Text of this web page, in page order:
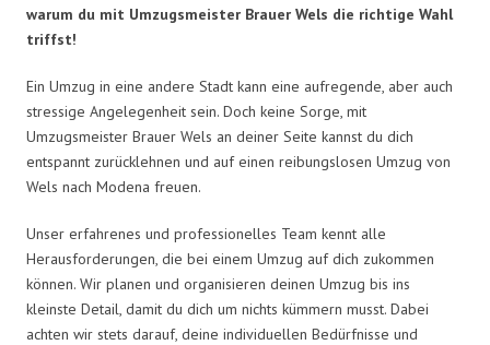
warum du mit Umzugsmeister Brauer Wels die richtige Wahl
triffst!
Ein Umzug in eine andere Stadt kann eine aufregende, aber auch
stressige Angelegenheit sein. Doch keine Sorge, mit
Umzugsmeister Brauer Wels an deiner Seite kannst du dich
entspannt zurücklehnen und auf einen reibungslosen Umzug von
Wels nach Modena freuen.
Unser erfahrenes und professionelles Team kennt alle
Herausforderungen, die bei einem Umzug auf dich zukommen
können. Wir planen und organisieren deinen Umzug bis ins
kleinste Detail, damit du dich um nichts kümmern musst. Dabei
achten wir stets darauf, deine individuellen Bedürfnisse und